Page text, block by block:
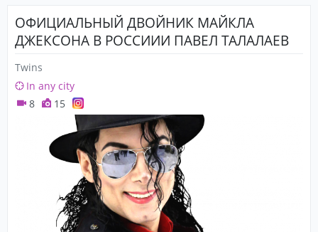
ОФИЦИАЛЬНЫЙ ДВОЙНИК МАЙКЛА
ДЖЕКСОНА В РОССИИИ ПАВЕЛ ТАЛАЛАЕВ
Twins
In any city
8
15